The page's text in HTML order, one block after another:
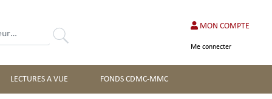
Rechercher
MON COMPTE
Me connecter
LECTURES A VUE FONDS CDMC-MMC